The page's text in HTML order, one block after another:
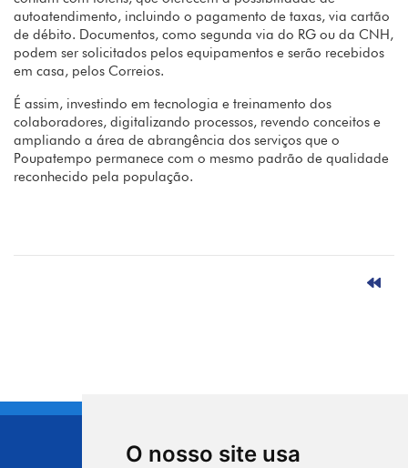
O nosso site usa
autoatendimento, incluindo o pagamento de taxas, via cartão
de débito. Documentos, como segunda via do RG ou da CNH,
podem ser solicitados pelos equipamentos e serão recebidos
em casa, pelos Correios.
É assim, investindo em tecnologia e treinamento dos
colaboradores, digitalizando processos, revendo conceitos e
ampliando a área de abrangência dos serviços que o
Poupatempo permanece com o mesmo padrão de qualidade
reconhecido pela população.